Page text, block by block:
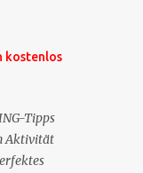
kostenlos
Tipps
Aktivität